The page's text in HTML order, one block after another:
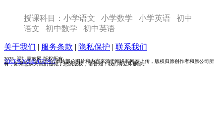
授课科目：小学语文 小学数学 小学英语 初中
语文 初中数学 初中英语
关于我们 | 服务条款 | 隐私保护 | 联系我们
2025 深圳家教网 版权所有
京ICP备2023024753号-7本站部分图片和内容来源于网络和网友上传，版权归原创作者和原公司所
有，如果您认为我们侵犯了您的版权，请告知！我们将立即删除。